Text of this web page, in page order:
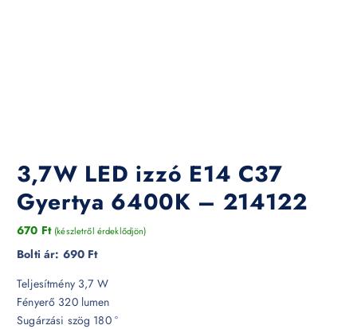
3,7W LED izzó E14 C37
Gyertya 6400K – 214122
670 Ft (készletről érdeklődjön)
Bolti ár: 690 Ft
Teljesítmény 3,7 W
Fényerő 320 lumen
Sugárzási szög 180 °